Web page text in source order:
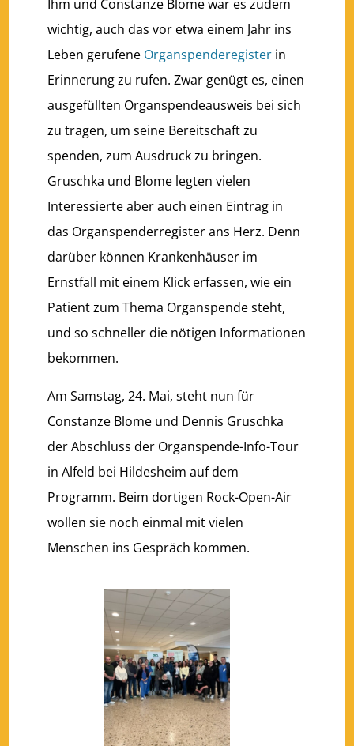
Ihm und Constanze Blome war es zudem
wichtig, auch das vor etwa einem Jahr ins
Leben gerufene Organspenderegister in
Erinnerung zu rufen. Zwar genügt es, einen
ausgefüllten Organspendeausweis bei sich
zu tragen, um seine Bereitschaft zu
spenden, zum Ausdruck zu bringen.
Gruschka und Blome legten vielen
Interessierte aber auch einen Eintrag in
das Organspenderregister ans Herz. Denn
darüber können Krankenhäuser im
Ernstfall mit einem Klick erfassen, wie ein
Patient zum Thema Organspende steht,
und so schneller die nötigen Informationen
bekommen.
Am Samstag, 24. Mai, steht nun für
Constanze Blome und Dennis Gruschka
der Abschluss der Organspende-Info-Tour
in Alfeld bei Hildesheim auf dem
Programm. Beim dortigen Rock-Open-Air
wollen sie noch einmal mit vielen
Menschen ins Gespräch kommen.